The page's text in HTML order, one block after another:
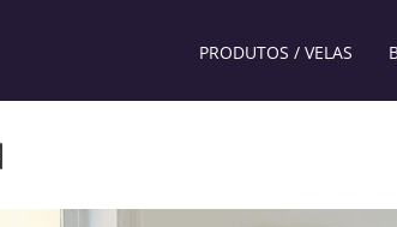
PRODUTOS / VELAS